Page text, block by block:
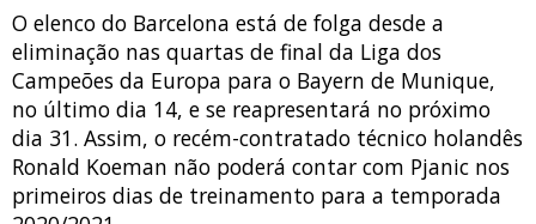
O elenco do Barcelona está de folga desde a
eliminação nas quartas de final da Liga dos
Campeões da Europa para o Bayern de Munique,
no último dia 14, e se reapresentará no próximo
dia 31. Assim, o recém-contratado técnico holandês
Ronald Koeman não poderá contar com Pjanic nos
primeiros dias de treinamento para a temporada